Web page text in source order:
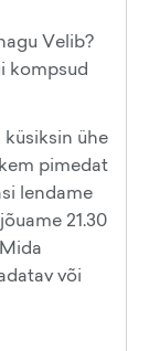
Velib?
kompsud
küsiksin ühe
pimedat
lendame
21.30
või